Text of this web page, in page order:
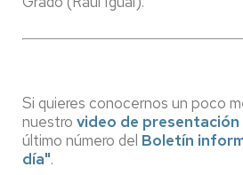
Si quieres conocernos un poco
nuestro video de presentación
último número del Boletín
día".